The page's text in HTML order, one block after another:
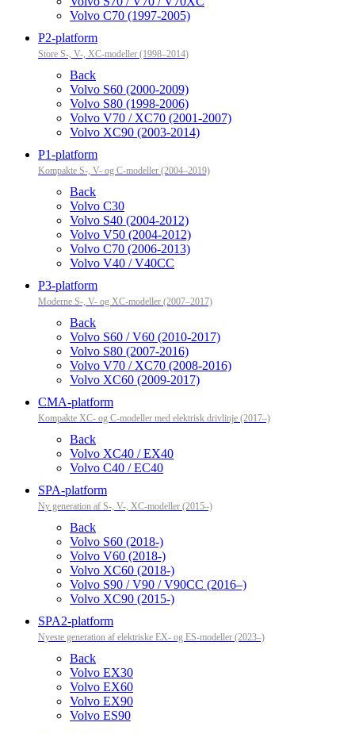
Volvo C70 (1997-2005)
P2-platform
Store S-, V-, XC-modeller (1998–2014)
Back
Volvo S60 (2000-2009)
Volvo S80 (1998-2006)
Volvo V70 / XC70 (2001-2007)
Volvo XC90 (2003-2014)
P1-platform
Kompakte S-, V- og C-modeller (2004–2019)
Back
Volvo C30
Volvo S40 (2004-2012)
Volvo V50 (2004-2012)
Volvo C70 (2006-2013)
Volvo V40 / V40CC
P3-platform
Moderne S-, V- og XC-modeller (2007–2017)
Back
Volvo S60 / V60 (2010-2017)
Volvo S80 (2007-2016)
Volvo V70 / XC70 (2008-2016)
Volvo XC60 (2009-2017)
CMA-platform
Kompakte XC- og C-modeller med elektrisk drivlinje (2017–)
Back
Volvo XC40 / EX40
Volvo C40 / EC40
SPA-platform
Ny generation af S-, V-, XC-modeller (2015–)
Back
Volvo S60 (2018-)
Volvo V60 (2018-)
Volvo XC60 (2018-)
Volvo S90 / V90 / V90CC (2016–)
Volvo XC90 (2015-)
SPA2-platform
Nyeste generation af elektriske EX- og ES-modeller (2023–)
Back
Volvo EX30
Volvo EX60
Volvo EX90
Volvo ES90